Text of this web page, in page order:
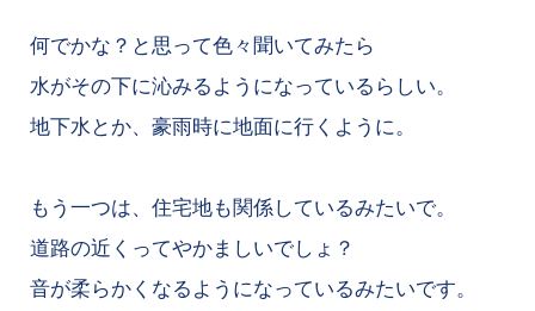
何でかな？と思って色々聞いてみたら
水がその下に沁みるようになっているらしい。
地下水とか、豪雨時に地面に行くように。
もう一つは、住宅地も関係しているみたいで。
道路の近くってやかましいでしょ？
音が柔らかくなるようになっているみたいです。